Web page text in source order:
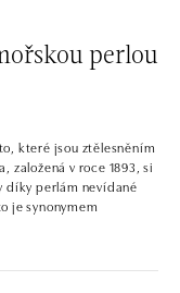
perlou
které jsou ztělesněním
založená v roce 1893, si
perlám nevídané
je synonymem